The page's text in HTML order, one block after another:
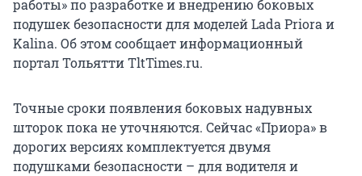
работы» по разработке и внедрению боковых
подушек безопасности для моделей Lada Priora и
Kalina. Об этом сообщает информационный
портал Тольятти TltTimes.ru.
Точные сроки появления боковых надувных
шторок пока не уточняются. Сейчас «Приора» в
дорогих версиях комплектуется двумя
подушками безопасности – для водителя и